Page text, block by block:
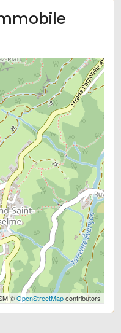
©OpenStreetMapcontributors